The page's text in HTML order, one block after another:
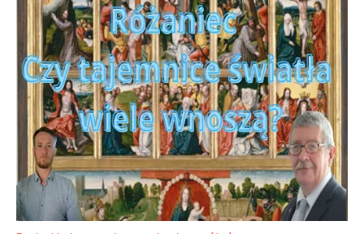
Kamienie i siekiery przeciw czołgom